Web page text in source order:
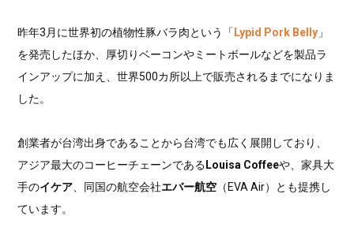
昨年3月に世界初の植物性豚バラ肉という「 Lypid Pork Belly 」
を発売したほか、厚切りベーコンやミートボールなどを製品ラ
インアップに加え、世界500カ所以上で販売されるまでになりま
した。
創業者が台湾出身であることから台湾でも広く展開しており、
アジア最大のコーヒーチェーンである Louisa Coffeeや、家具大
手のイケア 、同国の航空会社エバー航空 （EVA Air）とも提携し
ています。